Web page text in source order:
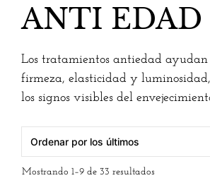
ANTI EDAD
Los tratamientos antiedad
firmeza, elasticidad y
los signos visibles del
Mostrando 1–9 de 33 resultados